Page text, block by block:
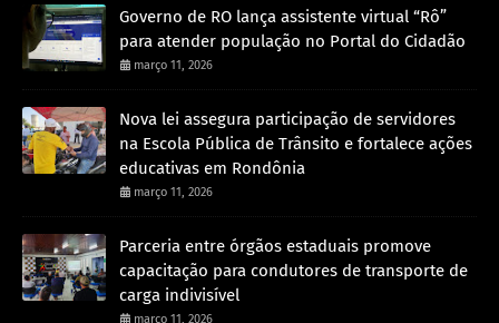
Governo de RO lança assistente virtual “Rô”
para atender população no Portal do Cidadão
março 11, 2026
Nova lei assegura participação de servidores
na Escola Pública de Trânsito e fortalece ações
educativas em Rondônia
março 11, 2026
Parceria entre órgãos estaduais promove
capacitação para condutores de transporte de
carga indivisível
março 11, 2026